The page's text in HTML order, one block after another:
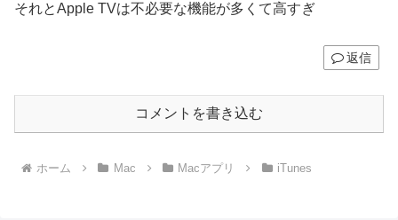
それとApple TVは不必要な機能が多くて高すぎ
返信
コメントを書き込む
ホーム Mac Macアプリ iTunes